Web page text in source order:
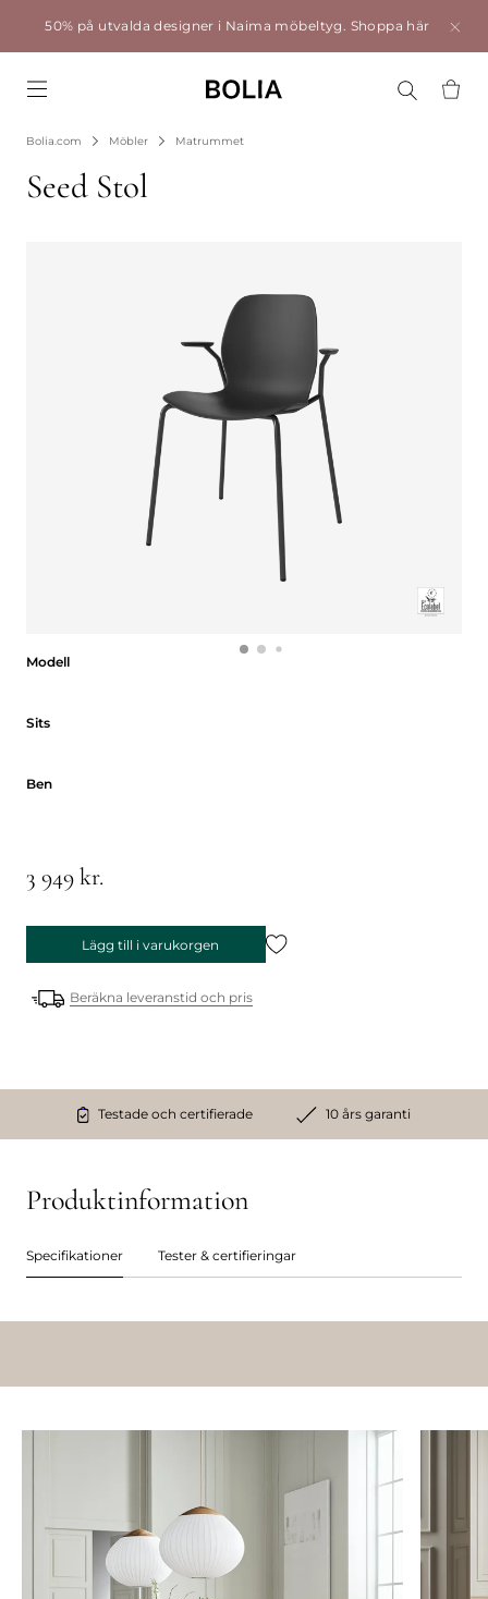
50% på utvalda designer i Naima möbeltyg. Shoppa här
Bolia.com Möbler Matrummet
Seed Stol
Modell
Sits
Ben
3 949 kr.
Lägg till i varukorgen
Beräkna leveranstid och pris
Testade och certifierade 10 års garanti
Produktinformation
Specifikationer Tester & certifieringar